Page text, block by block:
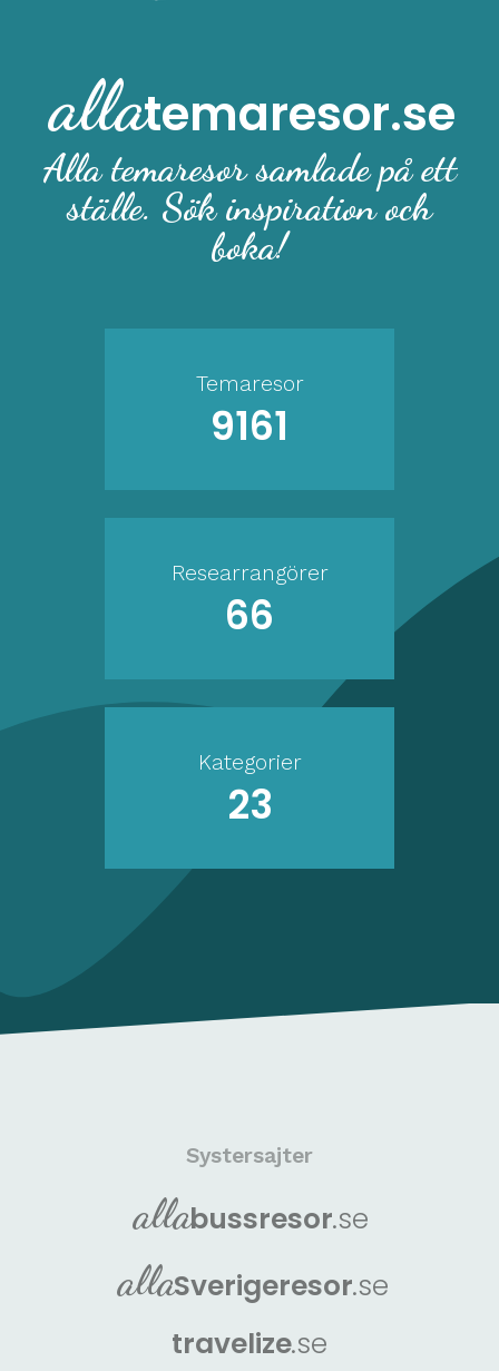
allatemaresor.se
Alla temaresor samlade på ett
ställe. Sök inspiration och
boka!
Temaresor
9161
Researrangörer
66
Kategorier
23
Systersajter
allabussresor.se
allaSverigeresor.se
travelize.se